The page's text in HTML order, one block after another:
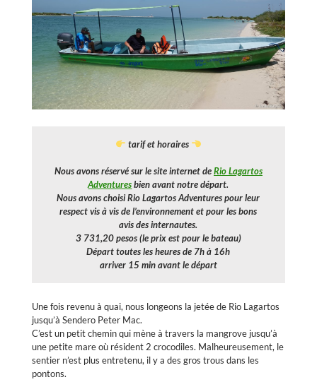
tarif et horaires
Nous avons réservé sur le site internet deRio Lagartos
Adventuresbien avant notre départ.
Nous avons choisi Rio Lagartos Adventures pour leur
respect vis à vis de l’environnement et pour les bons
avis des internautes.
3 731,20 pesos (le prix est pour le bateau)
Départ toutes les heures de 7h à 16h
arriver 15 min avant le départ
Une fois revenu à quai, nous longeons la jetée de Rio Lagartos
jusqu’à Sendero Peter Mac.
C’est un petit chemin qui mène à travers la mangrove jusqu’à
une petite mare où résident 2 crocodiles. Malheureusement, le
sentier n’est plus entretenu, il y a des gros trous dans les
pontons.